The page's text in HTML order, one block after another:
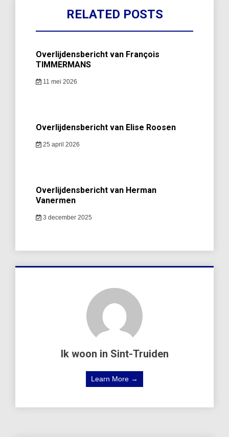
RELATED POSTS
Overlijdensbericht van François
TIMMERMANS
11 mei 2026
Overlijdensbericht van Elise Roosen
25 april 2026
Overlijdensbericht van Herman
Vanermen
3 december 2025
Ik woon in Sint-Truiden
Learn More →